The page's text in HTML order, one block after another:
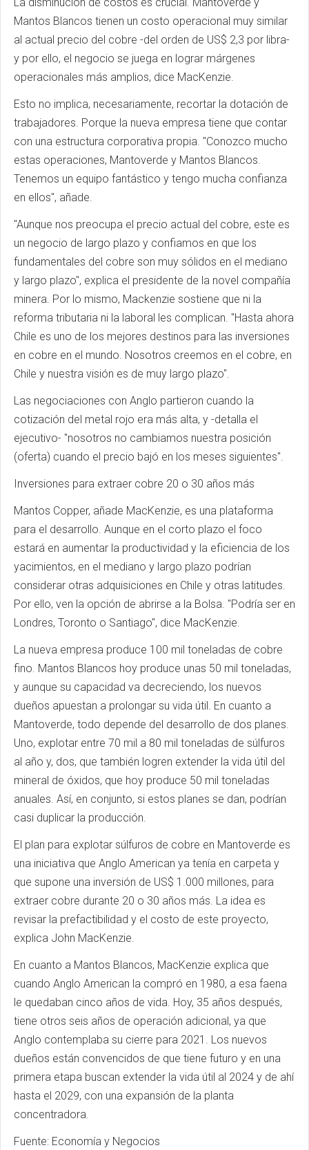
Mantos Blancos tienen un costo operacional muy similar
al actual precio del cobre -del orden de US$ 2,3 por libra-
y por ello, el negocio se juega en lograr márgenes
operacionales más amplios, dice MacKenzie.
Esto no implica, necesariamente, recortar la dotación de
trabajadores. Porque la nueva empresa tiene que contar
con una estructura corporativa propia. "Conozco mucho
estas operaciones, Mantoverde y Mantos Blancos.
Tenemos un equipo fantástico y tengo mucha confianza
en ellos", añade.
"Aunque nos preocupa el precio actual del cobre, este es
un negocio de largo plazo y confiamos en que los
fundamentales del cobre son muy sólidos en el mediano
y largo plazo", explica el presidente de la novel compañía
minera. Por lo mismo, Mackenzie sostiene que ni la
reforma tributaria ni la laboral les complican. "Hasta ahora
Chile es uno de los mejores destinos para las inversiones
en cobre en el mundo. Nosotros creemos en el cobre, en
Chile y nuestra visión es de muy largo plazo".
Las negociaciones con Anglo partieron cuando la
cotización del metal rojo era más alta, y -detalla el
ejecutivo- "nosotros no cambiamos nuestra posición
(oferta) cuando el precio bajó en los meses siguientes".
Inversiones para extraer cobre 20 o 30 años más
Mantos Copper, añade MacKenzie, es una plataforma
para el desarrollo. Aunque en el corto plazo el foco
estará en aumentar la productividad y la eficiencia de los
yacimientos, en el mediano y largo plazo podrían
considerar otras adquisiciones en Chile y otras latitudes.
Por ello, ven la opción de abrirse a la Bolsa. "Podría ser en
Londres, Toronto o Santiago", dice MacKenzie.
La nueva empresa produce 100 mil toneladas de cobre
fino. Mantos Blancos hoy produce unas 50 mil toneladas,
y aunque su capacidad va decreciendo, los nuevos
dueños apuestan a prolongar su vida útil. En cuanto a
Mantoverde, todo depende del desarrollo de dos planes.
Uno, explotar entre 70 mil a 80 mil toneladas de súlfuros
al año y, dos, que también logren extender la vida útil del
mineral de óxidos, que hoy produce 50 mil toneladas
anuales. Así, en conjunto, si estos planes se dan, podrían
casi duplicar la producción.
El plan para explotar súlfuros de cobre en Mantoverde es
una iniciativa que Anglo American ya tenía en carpeta y
que supone una inversión de US$ 1.000 millones, para
extraer cobre durante 20 o 30 años más. La idea es
revisar la prefactibilidad y el costo de este proyecto,
explica John MacKenzie.
En cuanto a Mantos Blancos, MacKenzie explica que
cuando Anglo American la compró en 1980, a esa faena
le quedaban cinco años de vida. Hoy, 35 años después,
tiene otros seis años de operación adicional, ya que
Anglo contemplaba su cierre para 2021. Los nuevos
dueños están convencidos de que tiene futuro y en una
primera etapa buscan extender la vida útil al 2024 y de ahí
hasta el 2029, con una expansión de la planta
concentradora.
Fuente: Economía y Negocios